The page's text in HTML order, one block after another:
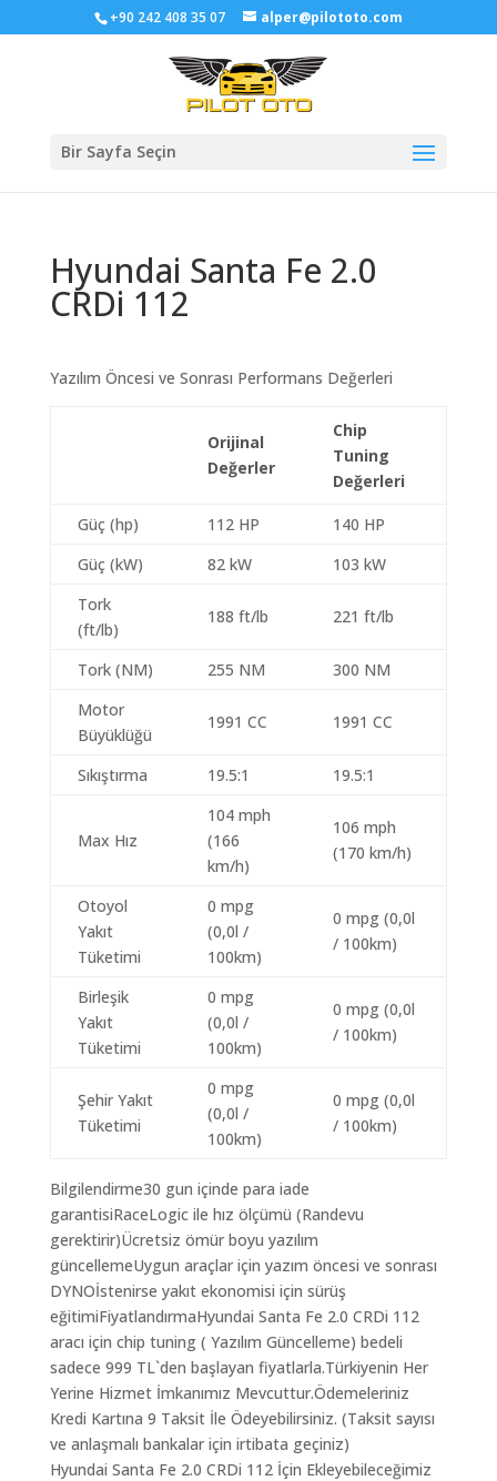
+90 242 408 35 07 alper@pilototo.com
Bir Sayfa Seçin
Hyundai Santa Fe 2.0
CRDi 112
Yazılım Öncesi ve Sonrası Performans Değerleri
Orijinal
Değerler
Chip
Tuning
Değerleri
Güç (hp) 112 HP
140 HP
Güç (kW)
82 kW
103 kW
Tork
(ft/lb)
188 ft/lb 221 ft/lb
Tork (NM) 255 NM
300 NM
Motor
Büyüklüğü
1991 CC 1991 CC
Sıkıştırma 19.5:1 19.5:1
Max Hız
104 mph
(166
km/h)
106 mph
(170 km/h)
Otoyol
Yakıt
Tüketimi
0 mpg
(0,0l /
100km)
0 mpg (0,0l
/ 100km)
Birleşik
Yakıt
Tüketimi
0 mpg
(0,0l /
100km)
0 mpg (0,0l
/ 100km)
Şehir Yakıt
Tüketimi
0 mpg
(0,0l /
100km)
0 mpg (0,0l
/ 100km)
Bilgilendirme30 gun içinde para iade
garantisiRaceLogic ile hız ölçümü (Randevu
gerektirir)Ücretsiz ömür boyu yazılım
güncellemeUygun araçlar için yazım öncesi ve sonrası
DYNOİstenirse yakıt ekonomisi için sürüş
eğitimiFiyatlandırmaHyundai Santa Fe 2.0 CRDi 112
aracı için chip tuning ( Yazılım Güncelleme) bedeli
sadece 999 TL`den başlayan fiyatlarla.Türkiyenin Her
Yerine Hizmet İmkanımız Mevcuttur.Ödemeleriniz
Kredi Kartına 9 Taksit İle Ödeyebilirsiniz. (Taksit sayısı
ve anlaşmalı bankalar için irtibata geçiniz)
Hyundai Santa Fe 2.0 CRDi 112 İçin Ekleyebileceğimiz